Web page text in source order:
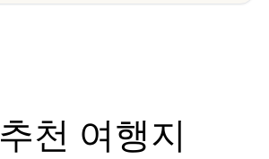
추천 여행지